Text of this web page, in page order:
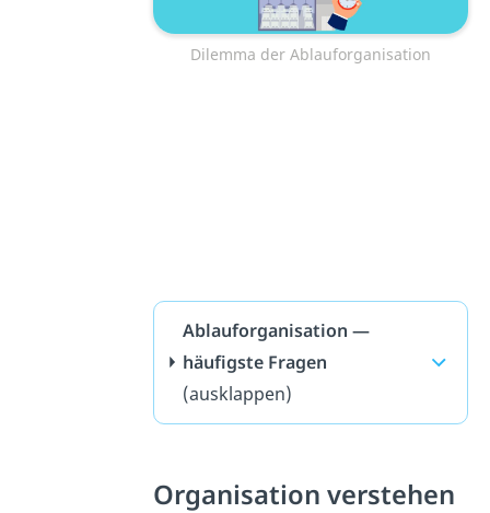
Dilemma der Ablauforganisation
Ablauforganisation —
häufigste Fragen
(ausklappen)
Organisation verstehen